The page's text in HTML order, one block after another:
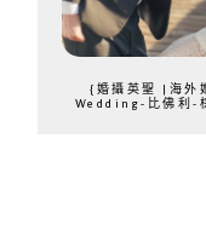
{婚攝英聖 |海
Wedding-比佛利-